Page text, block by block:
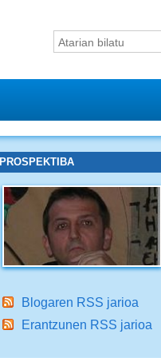
Bilatu atarian
PROSPEKTIBA
Blogaren RSS jarioa
Erantzunen RSS jarioa